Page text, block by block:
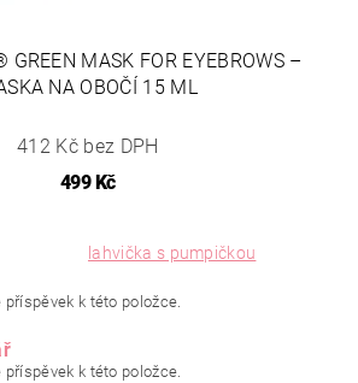
GREEN MASK FOR EYEBROWS –
NA OBOČÍ 15 ML
412 Kč bez DPH
499 Kč
lahvička s pumpičkou
k této položce.
k této položce.